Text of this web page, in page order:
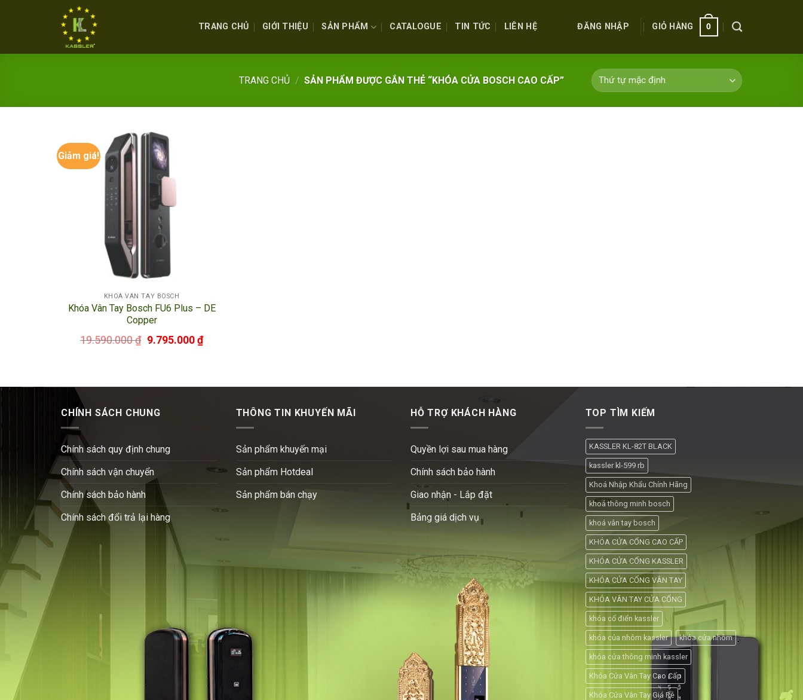
TRANG CHỦ GIỚI THIỆU SẢN PHẨM CATALOGUE TIN TỨC LIÊN HỆ ĐĂNG NHẬP GIỎ HÀNG 0
TRANG CHỦ / SẢN PHẨM ĐƯỢC GẮN THẺ “KHÓA CỬA BOSCH CAO CẤP”
Giảm giá!
KHOÁ VÂN TAY BOSCH
Khóa Vân Tay Bosch FU6 Plus – DE
Copper
19.590.000₫ 9.795.000₫
CHÍNH SÁCH CHUNG
Chính sách quy định chung
Chính sách vận chuyển
Chính sách bảo hành
Chính sách đổi trả lại hàng
THÔNG TIN KHUYẾN MÃI
Sản phẩm khuyến mại
Sản phẩm Hotdeal
Sản phẩm bán chạy
HỖ TRỢ KHÁCH HÀNG
Quyền lợi sau mua hàng
Chính sách bảo hành
Giao nhận - Lắp đặt
Bảng giá dịch vụ
TOP TÌM KIẾM
KASSLER KL-82T BLACK
kassler kl-599 rb
Khoá Nhập Khẩu Chính Hãng
khoá thông minh bosch
khoá vân tay bosch
KHÓA CỬA CỔNG CAO CẤP
KHÓA CỬA CỔNG KASSLER
KHÓA CỬA CỔNG VÂN TAY
KHÓA VÂN TAY CỬA CỔNG
khóa cổ điển kassler
khóa của nhôm kassler khóa cửa nhôm
khóa cửa thông minh kassler
Khóa Cửa Vân Tay Cao Cấp
Khóa Cửa Vân Tay Giá Rẻ